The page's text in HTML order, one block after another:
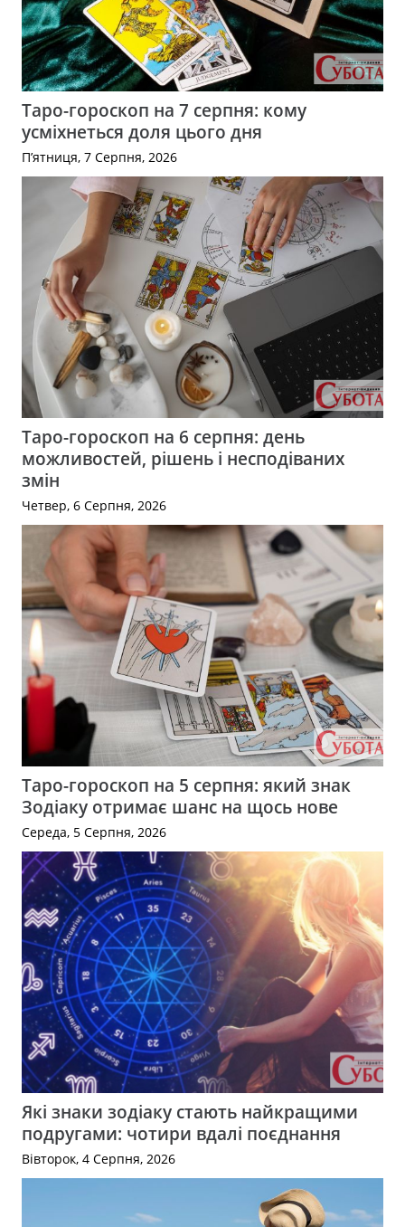
Таро-гороскоп на 7 серпня: кому
усміхнеться доля цього дня
П’ятниця, 7 Серпня, 2026
Таро-гороскоп на 6 серпня: день
можливостей, рішень і несподіваних
змін
Четвер, 6 Серпня, 2026
Таро-гороскоп на 5 серпня: який знак
Зодіаку отримає шанс на щось нове
Середа, 5 Серпня, 2026
Які знаки зодіаку стають найкращими
подругами: чотири вдалі поєднання
Вівторок, 4 Серпня, 2026